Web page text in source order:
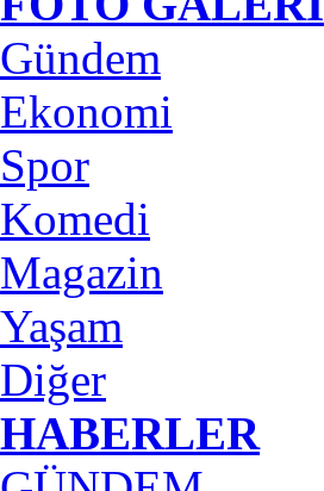
Gündem
Ekonomi
Spor
Komedi
Magazin
Yaşam
Diğer
HABERLER